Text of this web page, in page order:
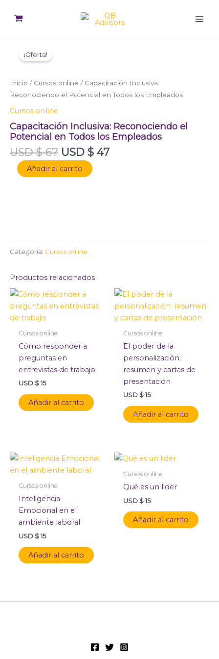
¡Oferta!
Inicio / Cursos online / Capacitación Inclusiva:
Reconociendo el Potencial en Todos los Empleados
Cursos online
Capacitación Inclusiva: Reconociendo el
Potencial en Todos los Empleados
USD $67
era:
USD
USD $ 47
es:
USD
Inclusiva:
Reconociendo
Potencial
en
los
Empleados
cantidad
Añadir al carrito
Categoría: Cursos online
Productos relacionados
Cursos online
Cómo responder a
preguntas en
entrevistas de trabajo
USD $15
Añadir al carrito
Cursos online
El poder de la
personalización:
resumen y cartas de
presentación
USD $15
Añadir al carrito
Cursos online
Inteligencia
Emocional en el
ambiente laboral
USD $15
Añadir al carrito
Cursos online
Qué es un lider
USD $15
Añadir al carrito